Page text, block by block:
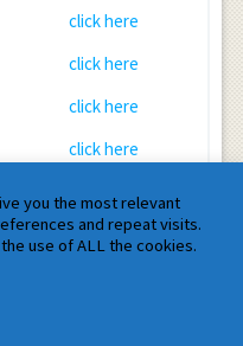
click here
click here
click here
click here
WhatsApp
Pinterest
Email
you the most relevant
and repeat visits.
use of ALL the cookies.